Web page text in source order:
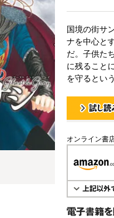
国境の街サ
ナを中心と
だ。子供た
に残ること
を守るとい
オンライン書